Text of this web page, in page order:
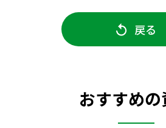
戻る
おすすめ